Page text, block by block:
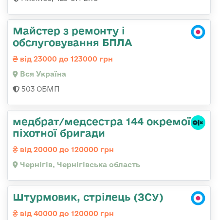
Майстер з ремонту і
обслуговування БПЛА
від 23000 до 123000 грн
Вся Україна
503 ОБМП
медбрат/медсестра 144 окремої
піхотної бригади
від 20000 до 120000 грн
Чернігів, Чернігівська область
Штурмовик, стрілець (ЗСУ)
від 40000 до 120000 грн